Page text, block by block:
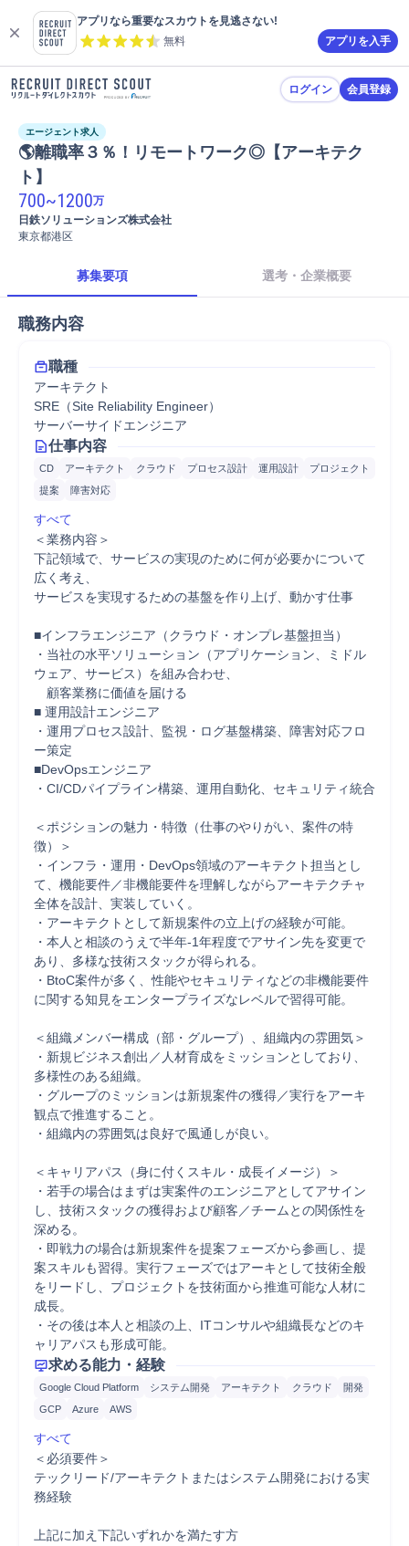
アプリなら重要なスカウトを見逃さない!
無料
アプリを入手
ログイン 会員登録
エージェント求人
🌎離職率３％！リモートワーク◎【アーキテク
ト】
700~1200万
日鉄ソリューションズ株式会社
東京都港区
募集要項 選考・企業概要
職務内容
職種
アーキテクト
SRE（Site Reliability Engineer）
サーバーサイドエンジニア
仕事内容
CD アーキテクト クラウド プロセス設計 運用設計
プロジェクト
提案
障害対応
すべて
＜業務内容＞
下記領域で、サービスの実現のために何が必要かについて
広く考え、
サービスを実現するための基盤を作り上げ、動かす仕事
■インフラエンジニア（クラウド・オンプレ基盤担当）
・当社の水平ソリューション（アプリケーション、ミドル
ウェア、サービス）を組み合わせ、
顧客業務に価値を届ける
■ 運用設計エンジニア
・運用プロセス設計、監視・ログ基盤構築、障害対応フロ
ー策定
■DevOpsエンジニア
・CI/CDパイプライン構築、運用自動化、セキュリティ統合
＜ポジションの魅力・特徴（仕事のやりがい、案件の特
徴）＞
・インフラ・運用・DevOps領域のアーキテクト担当とし
て、機能要件／非機能要件を理解しながらアーキテクチャ
全体を設計、実装していく。
・アーキテクトとして新規案件の立上げの経験が可能。
・本人と相談のうえで半年-1年程度でアサイン先を変更で
あり、多様な技術スタックが得られる。
・BtoC案件が多く、性能やセキュリティなどの非機能要件
に関する知見をエンタープライズなレベルで習得可能。
＜組織メンバー構成（部・グループ）、組織内の雰囲気＞
・新規ビジネス創出／人材育成をミッションとしており、
多様性のある組織。
・グループのミッションは新規案件の獲得／実行をアーキ
観点で推進すること。
・組織内の雰囲気は良好で風通しが良い。
＜キャリアパス（身に付くスキル・成長イメージ）＞
・若手の場合はまずは実案件のエンジニアとしてアサイン
し、技術スタックの獲得および顧客／チームとの関係性を
深める。
・即戦力の場合は新規案件を提案フェーズから参画し、提
案スキルも習得。実行フェーズではアーキとして技術全般
をリードし、プロジェクトを技術面から推進可能な人材に
成長。
・その後は本人と相談の上、ITコンサルや組織長などのキ
ャリアパスも形成可能。
求める能力・経験
Google Cloud Platform システム開発 アーキテクト クラウド
開発
GCP
Azure AWS
すべて
＜必須要件＞
テックリード/アーキテクトまたはシステム開発における実
務経験
上記に加え下記いずれかを満たす方